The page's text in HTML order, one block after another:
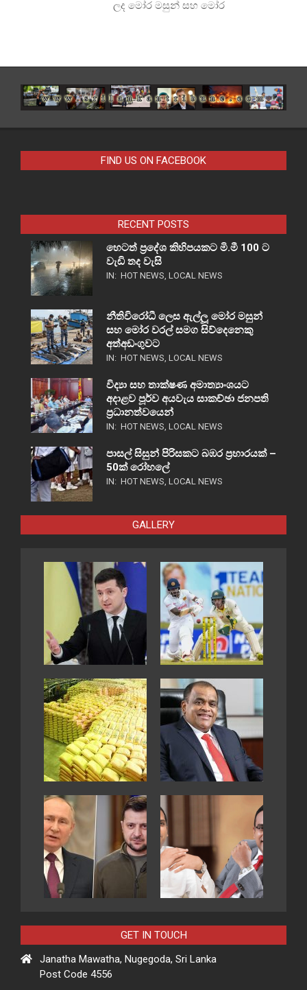
ලද මෝර මසුන් සහ මෝර
FIND US ON FACEBOOK
RECENT POSTS
හෙටත් ප්‍රදේශ කිහිපයකට මි.මී 100 ට
වැඩි තද වැසි
IN: HOT NEWS, LOCAL NEWS
නීතිවිරෝධී ලෙස ඇල්ලූ මෝර මසුන්
සහ මෝර වරල් සමග සිව්දෙනෙකු
අත්අඩංගුවට
IN: HOT NEWS, LOCAL NEWS
විද්‍යා සහ තාක්ෂණ අමාත්‍යාංශයට
අදාළව පූර්ව අයවැය සාකච්ඡා ජනපති
ප්‍රධානත්වයෙන්
IN: HOT NEWS, LOCAL NEWS
පාසල් සිසුන් පිරිසකට බඹර ප්‍රහාරයක් –
50ක් රෝහලේ
IN: HOT NEWS, LOCAL NEWS
GALLERY
GET IN TOUCH
Janatha Mawatha, Nugegoda, Sri Lanka
Post Code 4556